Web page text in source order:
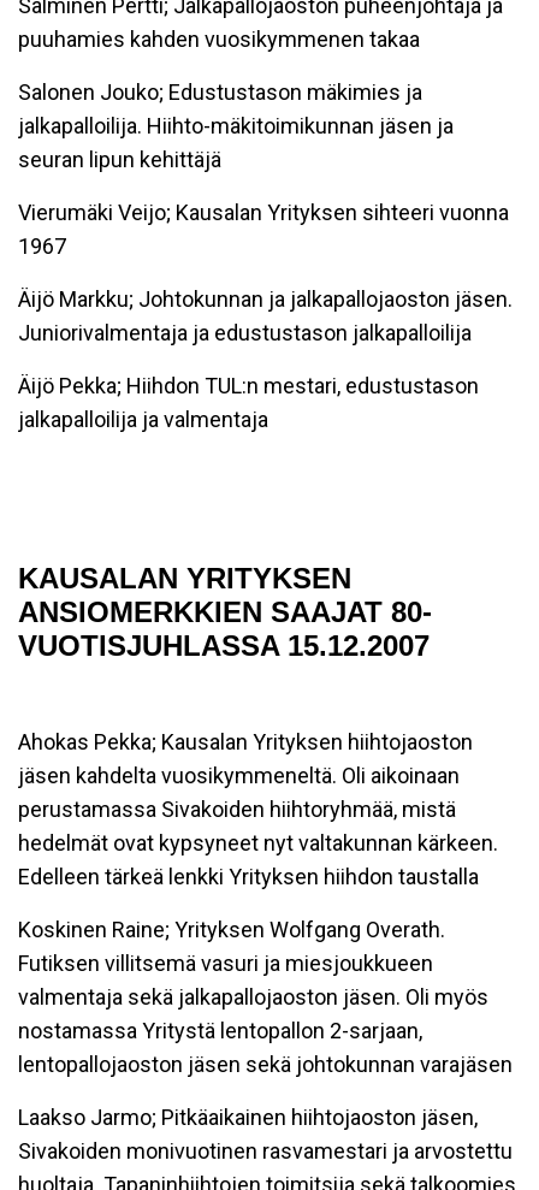
Salminen Pertti; Jalkapallojaoston puheenjohtaja ja
puuhamies kahden vuosikymmenen takaa
Salonen Jouko; Edustustason mäkimies ja
jalkapalloilija. Hiihto-mäkitoimikunnan jäsen ja
seuran lipun kehittäjä
Vierumäki Veijo; Kausalan Yrityksen sihteeri vuonna
1967
Äijö Markku; Johtokunnan ja jalkapallojaoston jäsen.
Juniorivalmentaja ja edustustason jalkapalloilija
Äijö Pekka; Hiihdon TUL:n mestari, edustustason
jalkapalloilija ja valmentaja
KAUSALAN YRITYKSEN
ANSIOMERKKIEN SAAJAT 80-
VUOTISJUHLASSA 15.12.2007
Ahokas Pekka; Kausalan Yrityksen hiihtojaoston
jäsen kahdelta vuosikymmeneltä. Oli aikoinaan
perustamassa Sivakoiden hiihtoryhmää, mistä
hedelmät ovat kypsyneet nyt valtakunnan kärkeen.
Edelleen tärkeä lenkki Yrityksen hiihdon taustalla
Koskinen Raine; Yrityksen Wolfgang Overath.
Futiksen villitsemä vasuri ja miesjoukkueen
valmentaja sekä jalkapallojaoston jäsen. Oli myös
nostamassa Yritystä lentopallon 2-sarjaan,
lentopallojaoston jäsen sekä johtokunnan varajäsen
Laakso Jarmo; Pitkäaikainen hiihtojaoston jäsen,
Sivakoiden monivuotinen rasvamestari ja arvostettu
huoltaja. Tapaninhiihtojen toimitsija sekä talkoomies